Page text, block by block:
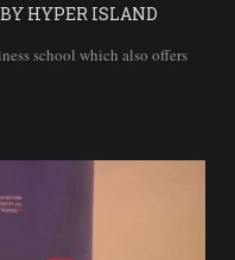
HYPER ISLAND
school which also offers